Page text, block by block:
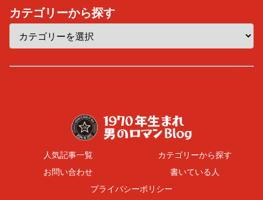
カテゴリーから探す
人気記事一覧
カテゴリーから探す
お問い合わせ
書いている人
プライバシーポリシー